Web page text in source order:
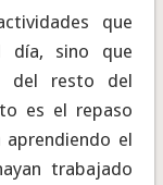
que
día, sino que
del resto del
es el repaso
el
trabajado